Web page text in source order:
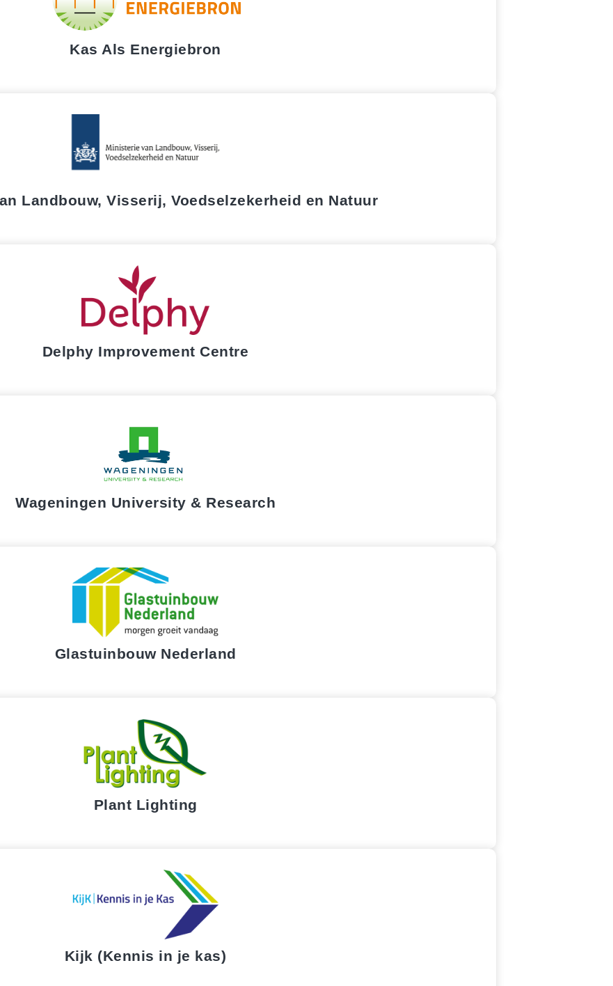
Kas Als Energiebron
Landbouw, Visserij, Voedselzekerheid en Natuur
Delphy Improvement Centre
Wageningen University & Research
Glastuinbouw Nederland
Plant Lighting
Kijk (Kennis in je kas)